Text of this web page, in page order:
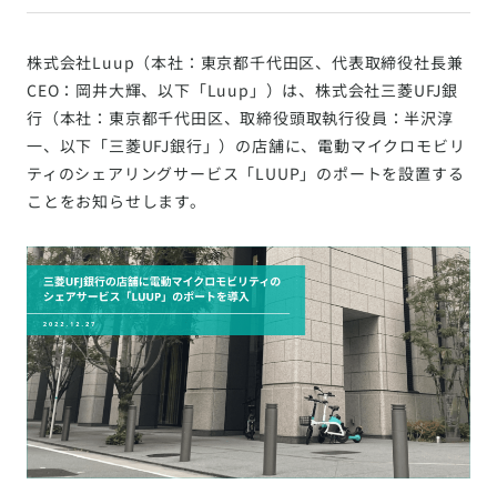
株式会社Luup（本社：東京都千代田区、代表取締役社長兼
CEO：岡井大輝、以下「Luup」）は、株式会社三菱UFJ銀
行（本社：東京都千代田区、取締役頭取執行役員：半沢淳
一、以下「三菱UFJ銀行」）の店舗に、電動マイクロモビリ
ティのシェアリングサービス「LUUP」のポートを設置する
ことをお知らせします。